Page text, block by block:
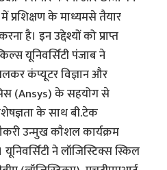
प्रशिक्षण के माध्यमसे तैयार
है। इन उद्देश्यों को प्राप्त
यूनिवर्सिटी पंजाब ने
कंप्यूटर विज्ञान और
(Ansys) के सहयोग से
के साथ बी.टेक
उन्मुख कौशल कार्यक्रम
ने लॉजिस्टिक्स स्किल